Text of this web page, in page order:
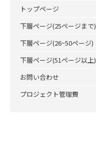
トップページ
下層ページ(25ページまで)
下層ページ(26~50ページ)
下層ページ(51ページ以上)
お問い合わせ
プロジェクト管理費